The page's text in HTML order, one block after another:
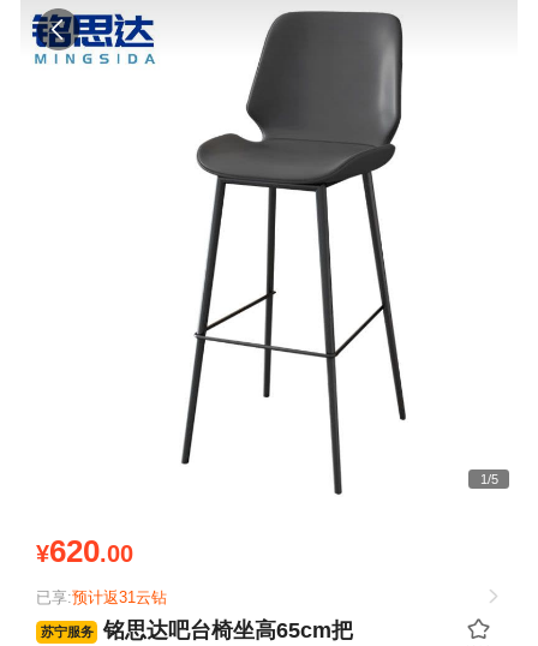
1/5
¥620.00
已享:预计返31云钻
苏宁服务 铭思达吧台椅坐高65cm把